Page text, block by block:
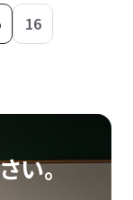
16
い。